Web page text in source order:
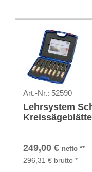
Art.-Nr.: 52590
Lehrsystem
249,00 € netto **
296,31 € brutto *